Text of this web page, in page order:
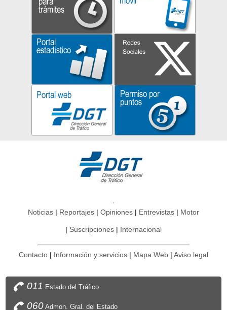
Noticias Reportajes Opiniones Entrevistas Motor
Suscripciones Internacional
Contacto Información y servicios Mapa Web Aviso legal
011 Estado del Tráfico
060Admon. Gral. del Estado